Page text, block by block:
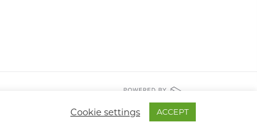
Cookie settings ACCEPT